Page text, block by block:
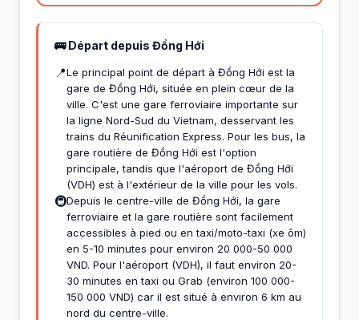
🚌 Départ depuis Đồng Hới
📍Le principal point de départ à Đồng Hới est la
gare de Đồng Hới, située en plein cœur de la
ville. C'est une gare ferroviaire importante sur
la ligne Nord-Sud du Vietnam, desservant les
trains du Réunification Express. Pour les bus, la
gare routière de Đồng Hới est l'option
principale, tandis que l'aéroport de Đồng Hới
(VDH) est à l'extérieur de la ville pour les vols.
🚇Depuis le centre-ville de Đồng Hới, la gare
ferroviaire et la gare routière sont facilement
accessibles à pied ou en taxi/moto-taxi (xe ôm)
en 5-10 minutes pour environ 20 000-50 000
VND. Pour l'aéroport (VDH), il faut environ 20-
30 minutes en taxi ou Grab (environ 100 000-
150 000 VND) car il est situé à environ 6 km au
nord du centre-ville.